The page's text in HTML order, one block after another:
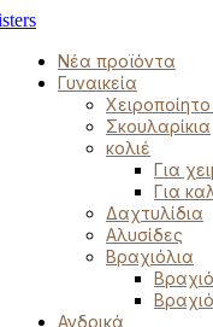
Νέα προϊόντα
Γυναικεία
Σκουλαρίκια
κολιέ
Για
Για
Δαχτυλίδια
Αλυσίδες
Βραχιόλια
Ανδρικά